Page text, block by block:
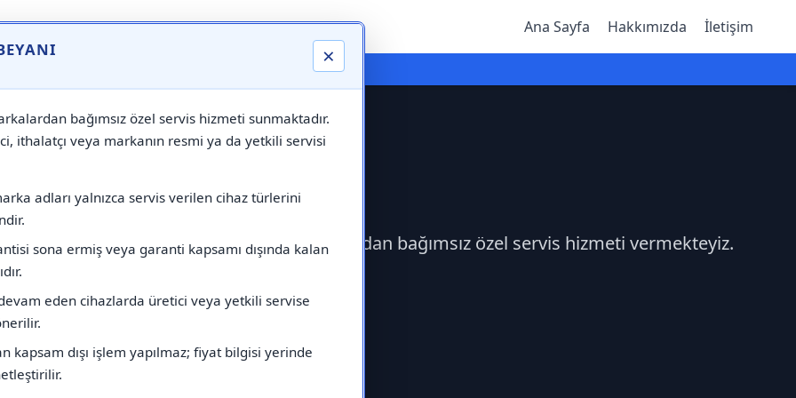
×
bağımsız özel servis hizmeti sunmaktadır.
ithalatçı veya markanın resmi ya da yetkili servisi
adları yalnızca servis verilen cihaz türlerini
sona ermiş veya garanti kapsamı dışında kalan
eden cihazlarda üretici veya yetkili servise
kapsam dışı işlem yapılmaz; fiyat bilgisi yerinde
Ana Sayfa Hakkımızda İletişim
⚠️ Markadan Bağımsız "Özel Servis" Hizmeti
Servisi
Protherm Servisi çağırabilirsiniz.Markadan bağımsız özel servis hizmeti vermekteyiz.